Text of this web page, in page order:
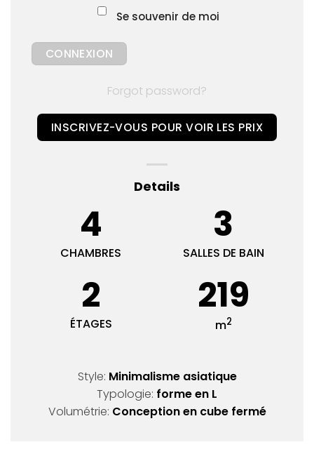
Se souvenir de moi
Forgot password?
INSCRIVEZ-VOUS POUR VOIR LES PRIX
Details
4
CHAMBRES
3
SALLES DE BAIN
2
ÉTAGES
219
m2
Style: Minimalisme asiatique
Typologie: forme en L
Volumétrie: Conception en cube fermé